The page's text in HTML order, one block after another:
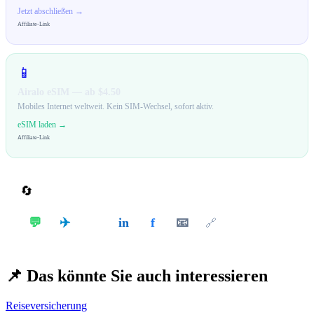
Jetzt abschließen →
Affiliate-Link
📱
Mobiles Internet weltweit. Kein SIM-Wechsel, sofort aktiv.
eSIM laden →
Affiliate-Link
🔄
💬 ✈️ in f 📧 🔗
📌 Das könnte Sie auch interessieren
Reiseversicherung